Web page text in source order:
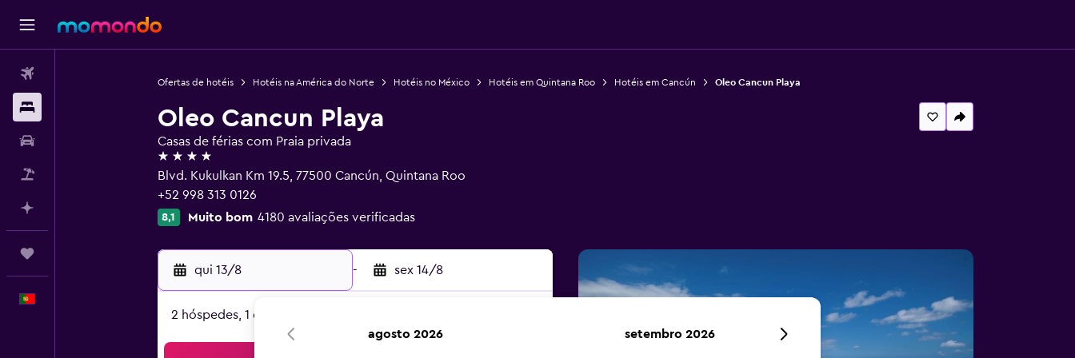
Ofertas de hotéis Hotéis na América do Norte Hotéis no México Hotéis em Quintana Roo Hotéis em Cancún Oleo Cancun Playa
Oleo Cancun Playa
Casas de férias com Praia privada
4 estrelas
Blvd. Kukulkan Km 19.5, 77500 Cancún, Quintana Roo
+52 998 313 0126
8,1 Muito bom 4180 avaliações verificadas
qui 13/8 - sex 14/8
2 hóspedes, 1 quarto
agosto 2026 setembro 2026